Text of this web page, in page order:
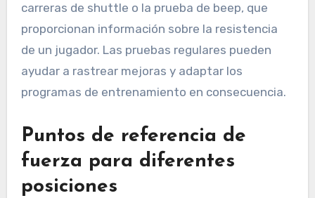
carreras de shuttle o la prueba de beep, que
proporcionan información sobre la resistencia
de un jugador. Las pruebas regulares pueden
ayudar a rastrear mejoras y adaptar los
programas de entrenamiento en consecuencia.
Puntos de referencia de
fuerza para diferentes
posiciones